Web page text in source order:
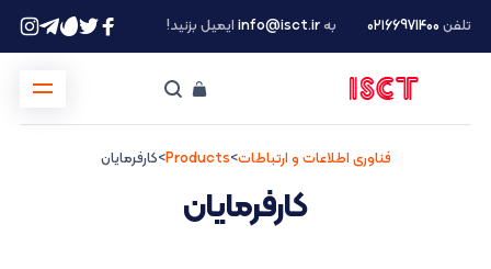
تلفن ۰۲۱66971400 بهinfo@isct.irایمیل بزنید!
فناوری اطلاعات و ارتباطات>
Products
>کارفرمایان
کارفرمایان